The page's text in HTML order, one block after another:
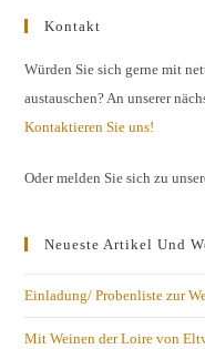
Kontakt
Würden Sie sich gerne mit
austauschen? An unserer
Kontaktieren Sie uns!
Oder melden Sie sich zu
Neueste Artikel Und
Einladung/ Probenliste zur
Mit Weinen der Loire von